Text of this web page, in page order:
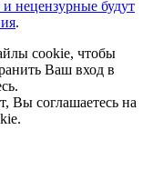
нецензурные будут
.
cookie, чтобы
Ваш вход в
Вы соглашаетесь на